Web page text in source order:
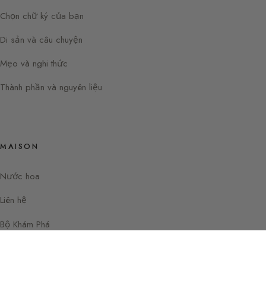
Chọn chữ ký của bạn
Di sản và câu chuyện
Mẹo và nghi thức
Thành phần và nguyên liệu
MAISON
Nước hoa
Liên hệ
Bộ Khám Phá